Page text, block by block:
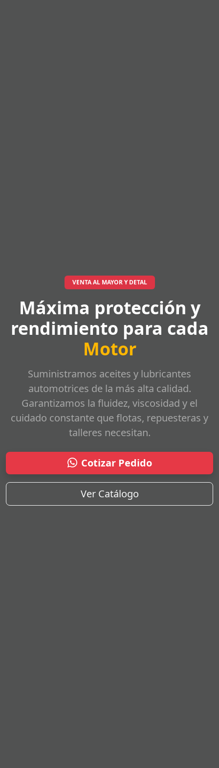
VENTA AL MAYOR Y DETAL
Máxima protección y
rendimiento para cada
Motor
Suministramos aceites y lubricantes
automotrices de la más alta calidad.
Garantizamos la fluidez, viscosidad y el
cuidado constante que flotas, repuesteras y
talleres necesitan.
Cotizar Pedido
Ver Catálogo